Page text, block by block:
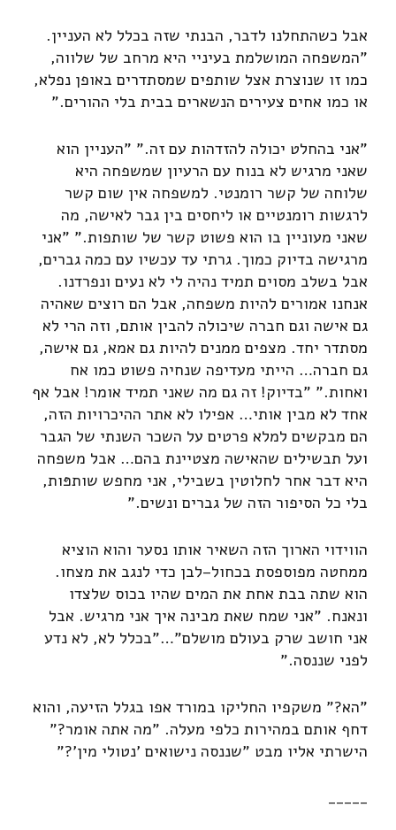
אבל כשהתחלנו לדבר, הבנתי שזה בכלל לא העניין.
"המשפחה המושלמת בעיניי היא מרחב של שלווה,
כמו זו שנוצרת אצל שותפים שמסתדרים באופן נפלא,
או כמו אחים צעירים הנשארים בבית בלי ההורים."
"אני בהחלט יכולה להזדהות עם זה." "העניין הוא
שאני מרגיש לא בנוח עם הרעיון שמשפחה היא
שלוחה של קשר רומנטי. למשפחה אין שום קשר
לרגשות רומנטיים או ליחסים בין גבר לאישה, מה
שאני מעוניין בו הוא פשוט קשר של שותפות." "אני
מרגישה בדיוק כמוך. גרתי עד עכשיו עם כמה גברים,
אבל בשלב מסוים תמיד נהיה לי לא נעים ונפרדנו.
אנחנו אמורים להיות משפחה, אבל הם רוצים שאהיה
גם אישה וגם חברה שיכולה להבין אותם, וזה הרי לא
מסתדר יחד. מצפים ממנים להיות גם אמא, גם אישה,
גם חברה… הייתי מעדיפה שנחיה פשוט כמו אח
ואחות." "בדיוק! זה גם מה שאני תמיד אומר! אבל אף
אחד לא מבין אותי… אפילו לא אתר ההיכרויות הזה,
הם מבקשים למלא פרטים על השכר השנתי של הגבר
ועל תבשילים שהאישה מצטיינת בהם… אבל משפחה
היא דבר אחר לחלוטין בשבילי, אני מחפש שותפּות,
בלי כל הסיפור הזה של גברים ונשים."
הווידוי הארוך הזה השאיר אותו נסער והוא הוציא
ממחטה מפוספסת בכחול–לבן כדי לנגב את מצחו.
הוא שתה בבת אחת את המים שהיו בכוס שלצדו
ונאנח. "אני שמח שאת מבינה איך אני מרגיש. אבל
אני חושב שרק בעולם מושלם"…"בכלל לא, לא נדע
לפני שננסה."
"הא?" משקפיו החליקו במורד אפו בגלל הזיעה, והוא
דחף אותם במהירות כלפי מעלה. "מה אתה אומר?"
הישרתי אליו מבט "שננסה נישואים 'נטולי מין'?"
_____